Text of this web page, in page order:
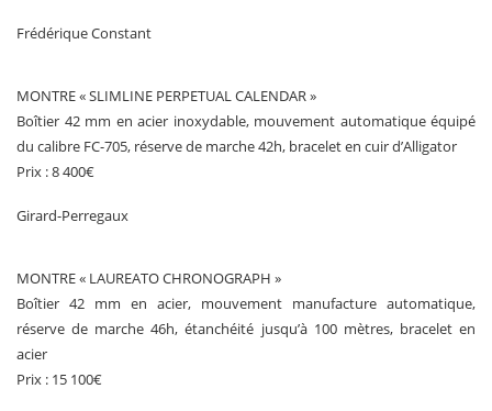
Frédérique Constant
MONTRE « SLIMLINE PERPETUAL CALENDAR »
Boîtier 42 mm en acier inoxydable, mouvement automatique équipé
du calibre FC-705, réserve de marche 42h, bracelet en cuir d’Alligator
Prix : 8 400€
Girard-Perregaux
MONTRE « LAUREATO CHRONOGRAPH »
Boîtier 42 mm en acier, mouvement manufacture automatique,
réserve de marche 46h, étanchéité jusqu’à 100 mètres, bracelet en
acier
Prix : 15 100€